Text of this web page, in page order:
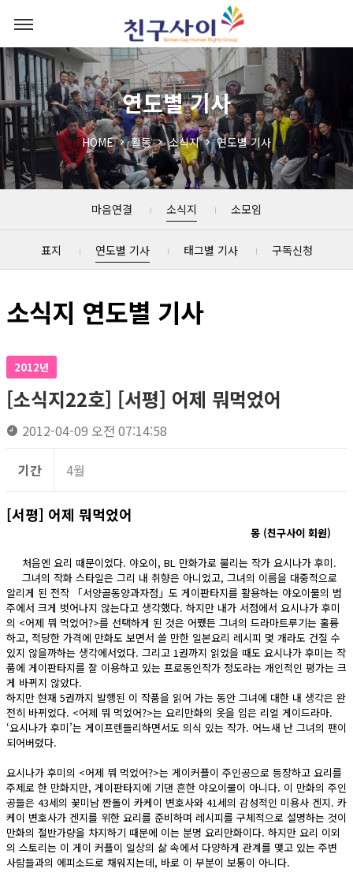
연도별 기사
HOME 활동 소식지 연도별 기사
마음연결 소식지 소모임
표지 연도별 기사 태그별 기사 구독신청
소식지 연도별 기사
2012년
[소식지22호] [서평] 어제 뭐먹었어
2012-04-09 오전 07:14:58
기간 4월
[서평] 어제 뭐먹었어
몽 (친구사이 회원)
처음엔 요리 때문이었다. 야오이, BL 만화가로 불리는 작가 요시나가 후미.
그녀의 작화 스타일은 그리 내 취향은 아니었고, 그녀의 이름을 대중적으로
알리게 된 전작 「서양골동양과자점」도 게이판타지를 활용하는 야오이물의 범
주에서 크게 벗어나지 않는다고 생각했다. 하지만 내가 서점에서 요시나가 후미
의 <어제 뭐 먹었어?>를 선택하게 된 것은 어쨌든 그녀의 드라마트루기는 훌륭
하고, 적당한 가격에 만화도 보면서 쓸 만한 일본요리 레시피 몇 개라도 건질 수
있지 않을까하는 생각에서였다. 그리고 1권까지 읽었을 때도 요시나가 후미는 작
품에 게이판타지를 잘 이용하고 있는 프로동인작가 정도라는 개인적인 평가는 크
게 바뀌지 않았다.
하지만 현재 5권까지 발행된 이 작품을 읽어 가는 동안 그녀에 대한 내 생각은 완
전히 바뀌었다. <어제 뭐 먹었어?>는 요리만화의 옷을 입은 리얼 게이드라마.
‘요시나가 후미’는 게이프렌들리하면서도 의식 있는 작가. 어느새 난 그녀의 팬이
되어버렸다.
요시나가 후미의 <어제 뭐 먹었어?>는 게이커플이 주인공으로 등장하고 요리를
주제로 한 만화지만, 게이판타지에 기댄 흔한 야오이물이 아니다. 이 만화의 주인
공들은 43세의 꽃미남 짠돌이 카케이 변호사와 41세의 감성적인 미용사 겐지. 카
케이 변호사가 겐지를 위한 요리를 준비하며 레시피를 구체적으로 설명하는 것이
만화의 절반가량을 차지하기 때문에 이는 분명 요리만화이다. 하지만 요리 이외
의 스토리는 이 게이 커플이 일상의 삶 속에서 다양하게 관계를 맺고 있는 주변
사람들과의 에피소드로 채워지는데, 바로 이 부분이 보통이 아니다.